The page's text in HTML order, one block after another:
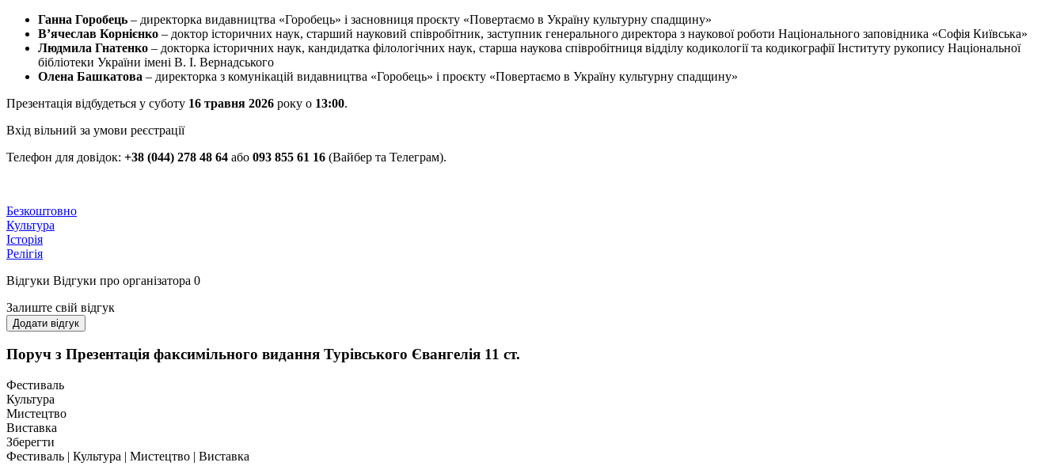
Ганна Горобець – директорка видавництва «Горобець» і засновниця проєкту «Повертаємо в Україну культурну спадщину»
В’ячеслав Корнієнко – доктор історичних наук, старший науковий співробітник, заступник генерального директора з наукової роботи Національного заповідника «Софія Київська»
Людмила Гнатенко – докторка історичних наук, кандидатка філологічних наук, старша наукова співробітниця відділу кодикології та кодикографії Інституту рукопису Національної
бібліотеки України імені В. І. Вернадського
Олена Башкатова – директорка з комунікацій видавництва «Горобець» і проєкту «Повертаємо в Україну культурну спадщину»
Презентація відбудеться у суботу 16 травня 2026 року о 13:00.
Вхід вільний за умови реєстрації
Телефон для довідок: +38 (044) 278 48 64 або 093 855 61 16 (Вайбер та Телеграм).
Безкоштовно
Культура
Історія
Релігія
Відгуки Відгуки про організатора 0
Залиште свій відгук
Додати відгук
Поруч з Презентація факсимільного видання Турівського Євангелія 11 ст.
Фестиваль
Культура
Мистецтво
Виставка
Зберегти
Фестиваль | Культура | Мистецтво | Виставка